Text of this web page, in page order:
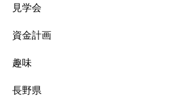
見学会
資金計画
趣味
長野県